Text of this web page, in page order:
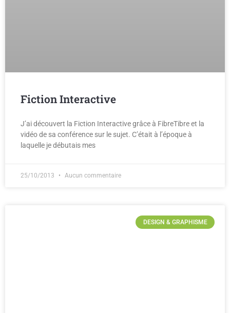
Fiction Interactive
J’ai découvert la Fiction Interactive grâce à FibreTibre et la
vidéo de sa conférence sur le sujet. C’était à l’époque à
laquelle je débutais mes
25/10/2013 Aucun commentaire
DESIGN & GRAPHISME